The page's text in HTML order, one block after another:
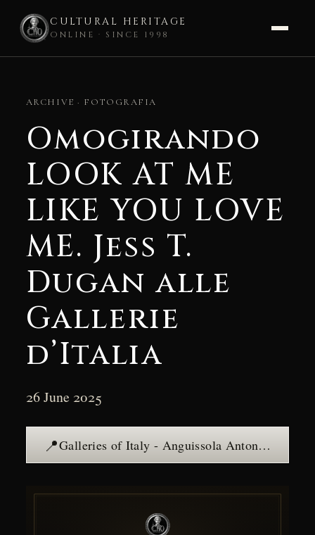
CULTURAL HERITAGE
ONLINE · SINCE 1998
contentARCHIVE · FOTOGRAFIA
Omogirando
LOOK AT ME
LIKE YOU LOVE
ME. Jess T.
Dugan alle
Gallerie
d’Italia
26 June 2025
📍 Galleries of Italy - Anguissola Antona Travers Palace - Brentani Palace — see the place →